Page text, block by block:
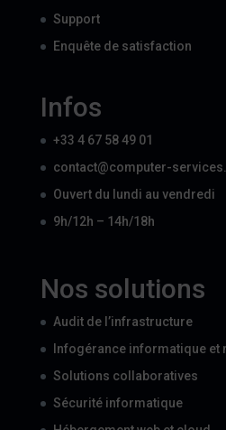
Support
Enquête de satisfaction
Infos
+33 4 67 58 49 01
contact@computer-
Ouvert du lundi au vendredi
9h/12h – 14h/18h
Nos solutions
Audit de l’infrastructure
Infogérance informatique et
Solutions collaboratives
Sécurité informatique